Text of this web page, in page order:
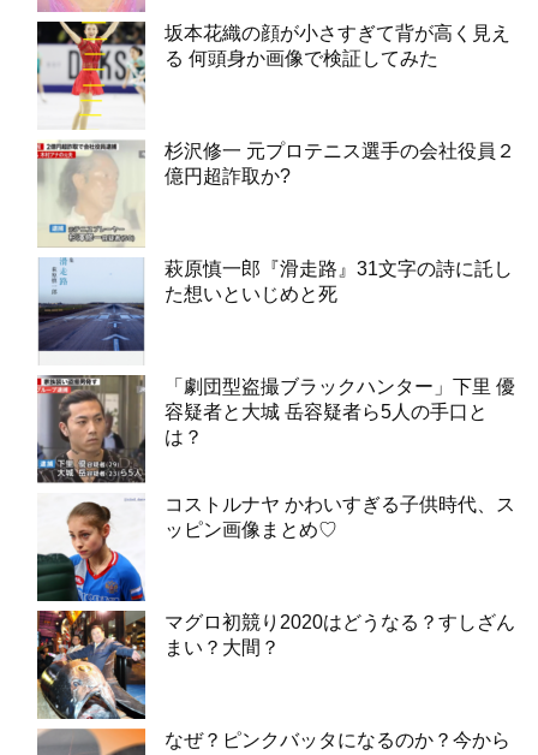
坂本花織の顔が小さすぎて背が高く見え
る 何頭身か画像で検証してみた
杉沢修一 元プロテニス選手の会社役員２
億円超詐取か?
萩原慎一郎『滑走路』31文字の詩に託し
た想いといじめと死
「劇団型盗撮ブラックハンター」下里 優
容疑者と大城 岳容疑者ら5人の手口と
は？
コストルナヤ かわいすぎる子供時代、ス
ッピン画像まとめ♡
マグロ初競り2020はどうなる？すしざん
まい？大間？
なぜ？ピンクバッタになるのか？今から